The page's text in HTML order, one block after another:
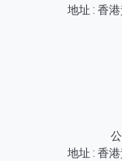
地址 : 香
地址 : 香